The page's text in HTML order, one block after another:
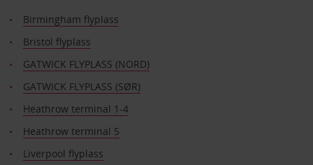
Birmingham flyplass
Bristol flyplass
GATWICK FLYPLASS (NORD)
GATWICK FLYPLASS (SØR)
Heathrow terminal 1-4
Heathrow terminal 5
Liverpool flyplass